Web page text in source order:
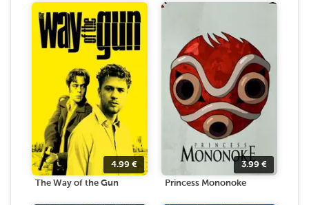
4.99 €
The Way of the Gun
3.99 €
Princess Mononoke